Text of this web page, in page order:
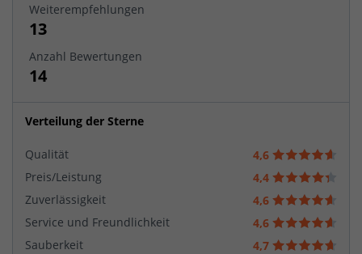
Weiterempfehlungen
13
Anzahl Bewertungen
14
Verteilung der Sterne
Qualität
4,6
Preis/Leistung
4,4
Zuverlässigkeit
4,6
Service und Freundlichkeit
4,6
Sauberkeit
4,7